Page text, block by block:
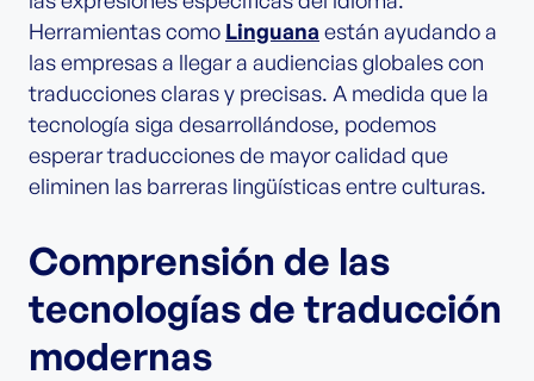
Herramientas como Linguana están ayudando a
las empresas a llegar a audiencias globales con
traducciones claras y precisas. A medida que la
tecnología siga desarrollándose, podemos
esperar traducciones de mayor calidad que
eliminen las barreras lingüísticas entre culturas.
Comprensión de las
tecnologías de traducción
modernas